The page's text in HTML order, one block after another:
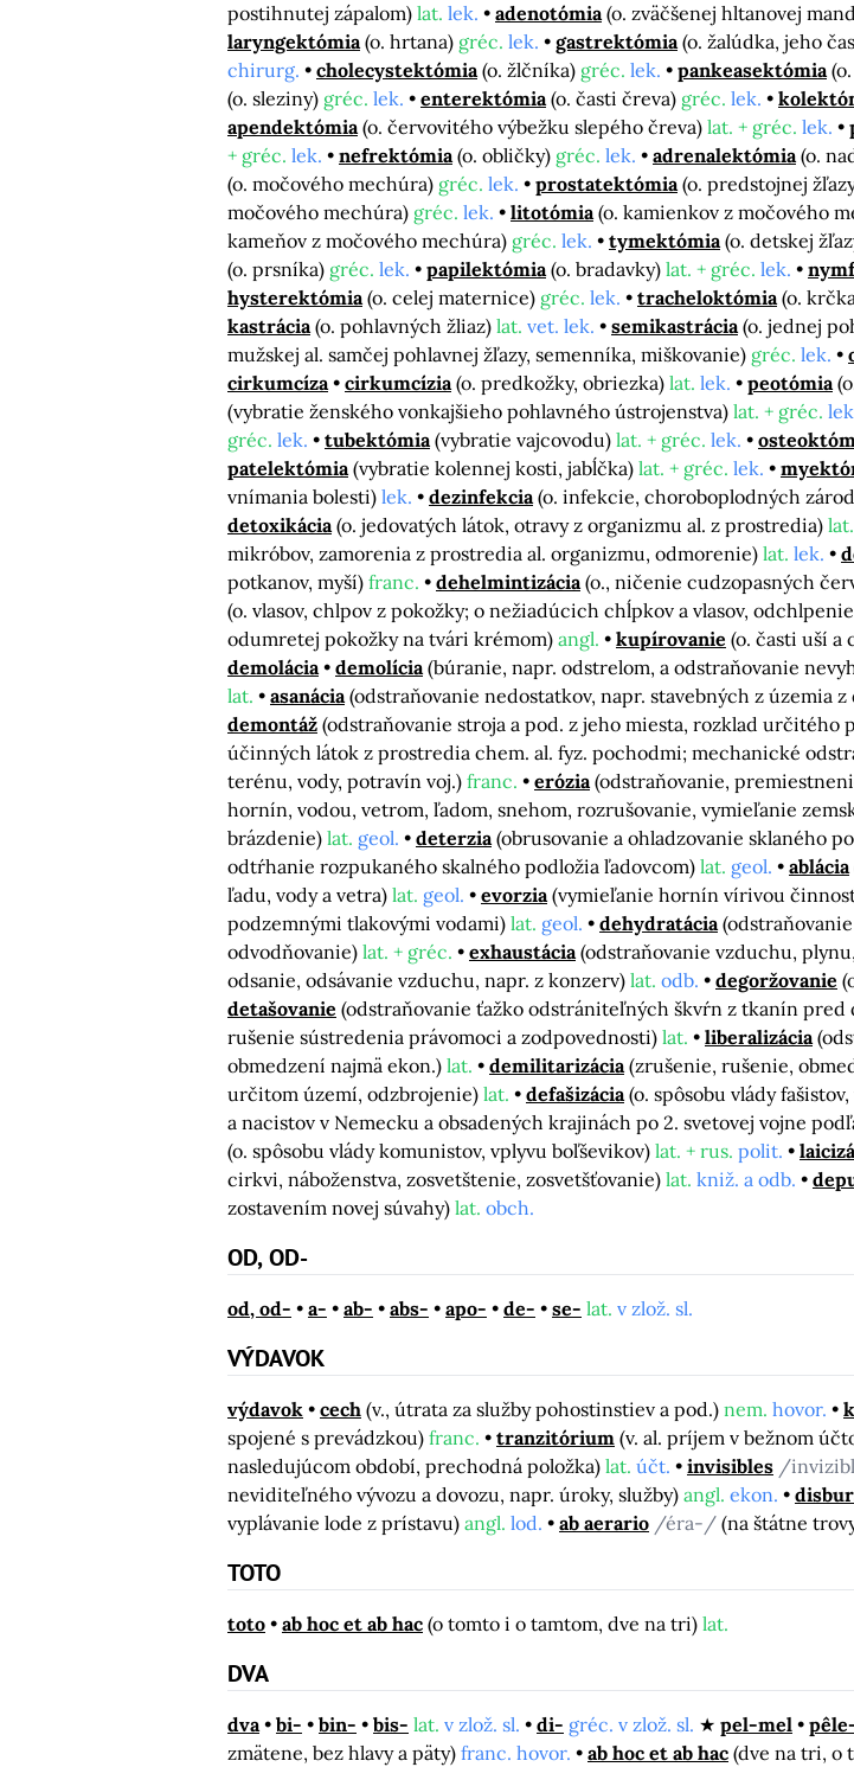
postihnutej zápalom) lat. lek. adenotómia (o. zväčšenej hltanovej
laryngektómia (o. hrtana) gréc. lek. gastrektómia (o. žalúdka, jeho
chirurg.
cholecystektómia (o. žlčníka) gréc. lek. pankeasektómia
(o. sleziny) gréc. lek. enterektómia (o. časti čreva) gréc. lek.
apendektómia (o. červovitého výbežku slepého čreva) lat. + gréc. lek.
+ gréc. lek. nefrektómia (o. obličky) gréc. lek. adrenalektómia (o.
(o. močového mechúra) gréc. lek. prostatektómia (o. predstojnej
močového mechúra) gréc. lek. litotómia (o. kamienkov z močového
kameňov z močového mechúra) gréc. lek. tymektómia (o. detskej
(o. prsníka) gréc. lek. papilektómia (o. bradavky) lat. + gréc. lek.
hysterektómia (o. celej maternice) gréc. lek. tracheloktómia (o.
kastrácia (o. pohlavných žliaz) lat. vet. lek. semikastrácia (o. jednej
mužskej al. samčej pohlavnej žľazy, semenníka, miškovanie) gréc. lek.
cirkumcíza
cirkumcízia (o. predkožky, obriezka) lat. lek. peotómia
(vybratie ženského vonkajšieho pohlavného ústrojenstva) lat. + gréc.
gréc. lek. tubektómia (vybratie vajcovodu) lat. + gréc. lek.
patelektómia (vybratie kolennej kosti, jabĺčka) lat. + gréc. lek.
vnímania bolesti) lek. dezinfekcia (o. infekcie, choroboplodných
detoxikácia (o. jedovatých látok, otravy z organizmu al. z prostredia)
mikróbov, zamorenia z prostredia al. organizmu, odmorenie) lat. lek.
potkanov, myší) franc. dehelmintizácia (o., ničenie cudzopasných
(o. vlasov, chlpov z pokožky; o nežiadúcich chĺpkov a vlasov,
odumretej pokožky na tvári krémom) angl. kupírovanie (o. časti uší a
demolácia
demolícia (búranie, napr. odstrelom, a odstraňovanie
lat.
asanácia (odstraňovanie nedostatkov, napr. stavebných z územia
demontáž (odstraňovanie stroja a pod. z jeho miesta, rozklad určitého
účinných látok z prostredia chem. al. fyz. pochodmi; mechanické
terénu, vody, potravín voj.) franc. erózia (odstraňovanie,
hornín, vodou, vetrom, ľadom, snehom, rozrušovanie, vymieľanie
brázdenie) lat. geol. deterzia (obrusovanie a ohladzovanie sklaného
odtŕhanie rozpukaného skalného podložia ľadovcom) lat. geol. ablácia
ľadu, vody a vetra) lat. geol. evorzia (vymieľanie hornín vírivou
podzemnými tlakovými vodami) lat. geol. dehydratácia
odvodňovanie) lat. + gréc. exhaustácia (odstraňovanie vzduchu,
odsanie, odsávanie vzduchu, napr. z konzerv) lat. odb. degoržovanie
detašovanie (odstraňovanie ťažko odstrániteľných škvŕn z tkanín pred
rušenie sústredenia právomoci a zodpovednosti) lat. liberalizácia
obmedzení najmä ekon.) lat. demilitarizácia (zrušenie, rušenie,
určitom území, odzbrojenie) lat. defašizácia (o. spôsobu vlády
a nacistov v Nemecku a obsadených krajinách po 2. svetovej vojne
(o. spôsobu vlády komunistov, vplyvu boľševikov) lat. + rus. polit.
cirkvi, náboženstva, zosvetštenie, zosvetšťovanie) lat. kniž. a odb.
zostavením novej súvahy) lat. obch.
OD, OD-
od, od- a- ab- abs- apo- de- se- lat. v zlož. sl.
VÝDAVOK
výdavok cech (v., útrata za služby pohostinstiev a pod.) nem. hovor.
spojené s prevádzkou) franc. tranzitórium (v. al. príjem v bežnom
nasledujúcom období, prechodná položka) lat. účt. invisibles /
neviditeľného vývozu a dovozu, napr. úroky, služby) angl. ekon.
vyplávanie lode z prístavu) angl. lod. ab aerario /éra-/ (na štátne
TOTO
toto ab hoc et ab hac (o tomto i o tamtom, dve na tri) lat.
DVA
dva bi- bin- bis- lat. v zlož. sl. di- gréc. v zlož. sl. pel-mel
zmätene, bez hlavy a päty) franc. hovor. ab hoc et ab hac (dve na tri, o